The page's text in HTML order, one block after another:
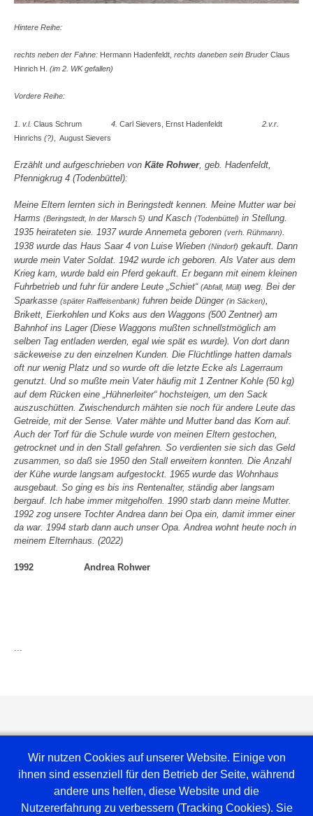
Hintere Reihe:
rechts neben der Fahne: Hermann Hadenfeldt, rechts daneben sein Bruder Claus
Hinrich H. (im 2. WK gefallen)
Vordere Reihe:
1. v.l. Claus Schrum 4. Carl Sievers, Ernst Hadenfeldt 2.v.r.
Hinrichs (?) , August Sievers
Erzählt und aufgeschrieben von Käte Rohwer, geb. Hadenfeldt,
Pfennigkrug 4 (Todenbüttel):
Meine Eltern lernten sich in Beringstedt kennen. Meine Mutter war bei
Harms (Beringstedt, In der Marsch 5) und Kasch (Todenbüttel) in Stellung.
1935 heirateten sie. 1937 wurde Annemeta geboren (verh. Rühmann)
1938 wurde das Haus Saar 4 von Luise Wieben (Nindorf) gekauft. Dann
wurde mein Vater Soldat. 1942 wurde ich geboren. Als Vater aus dem
Krieg kam, wurde bald ein Pferd gekauft. Er begann mit einem kleinen
Fuhrbetrieb und fuhr für andere Leute „Schiet“ (Abfall, Müll) weg. Bei der
Sparkasse (später Raiffeisenbank) fuhren beide Dünger (in Säcken)
Brikett, Eierkohlen und Koks aus den Waggons (500 Zentner) am
Bahnhof ins Lager (Diese Waggons mußten schnellstmöglich am
selben Tag entladen werden, egal wie spät es wurde). Von dort dann
säckeweise zu den einzelnen Kunden. Die Flüchtlinge hatten damals
oft nur wenig Platz und so wurde oft die letzte Ecke als Lagerraum
genutzt. Und so mußte mein Vater häufig mit 1 Zentner Kohle (50 kg)
auf dem Rücken eine „Hühnerleiter“ hochsteigen, um den Sack
auszuschütten. Zwischendurch mähten sie noch für andere Leute das
Getreide, mit der Sense. Vater mähte und Mutter band das Korn auf.
Auch der Torf für die Schule wurde von meinen Eltern gestochen,
getrocknet und in den Stall gefahren. So verdienten sie sich das Geld
zusammen, so daß sie 1950 den Stall erweitern konnten. Die Anzahl
der Kühe wurde langsam aufgestockt. 1965 wurde das Wohnhaus
ausgebaut. So ging es bis ins Rentenalter, ständig aber langsam
bergauf. Ich habe immer mitgeholfen. 1990 starb dann meine Mutter.
1992 zog unsere Tochter Andrea dann bei Opa ein, damit immer einer
da war. 1994 starb dann auch unser Opa. Andrea wohnt heute noch in
meinem Elternhaus. (2022)
1992 Andrea Rohwer
Wir nutzen Cookies auf unserer Website. Einige von
ihnen sind essenziell für den Betrieb der Seite, während
andere uns helfen, diese Website und die
Nutzererfahrung zu verbessern (Tracking Cookies). Sie